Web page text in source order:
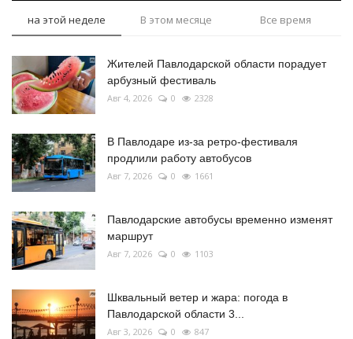
на этой неделе В этом месяце Все время
Жителей Павлодарской области порадует
арбузный фестиваль
Авг 4, 2026 0 2328
В Павлодаре из-за ретро-фестиваля
продлили работу автобусов
Авг 7, 2026 0 1661
Павлодарские автобусы временно изменят
маршрут
Авг 7, 2026 0 1103
Шквальный ветер и жара: погода в
Павлодарской области 3...
Авг 3, 2026 0 847